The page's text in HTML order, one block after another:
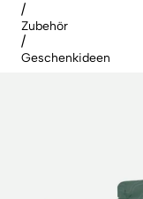
/
Zubehör
/
Geschenkideen